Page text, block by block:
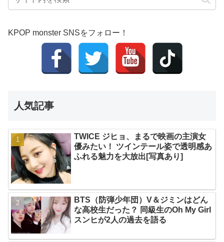
KPOP monster SNSをフォロー！
人気記事
TWICE ジヒョ、まるで映画の主演女
優みたい！ ツインテール姿で透明感あ
ふれる魅力を大放出[写真あり]
BTS（防弾少年団）V＆ジミンはどん
な高校生だった？ 同級生のOh My Girl
スンヒが2人の過去を語る